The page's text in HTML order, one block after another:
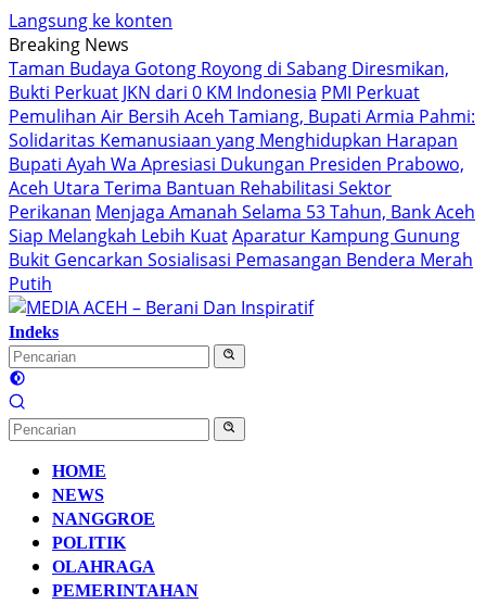
Langsung ke konten
Breaking News
Taman Budaya Gotong Royong di Sabang Diresmikan,
Bukti Perkuat JKN dari 0 KM Indonesia PMI Perkuat
Pemulihan Air Bersih Aceh Tamiang, Bupati Armia Pahmi:
Solidaritas Kemanusiaan yang Menghidupkan Harapan
Bupati Ayah Wa Apresiasi Dukungan Presiden Prabowo,
Aceh Utara Terima Bantuan Rehabilitasi Sektor
Perikanan Menjaga Amanah Selama 53 Tahun, Bank Aceh
Siap Melangkah Lebih KuatAparatur Kampung Gunung
Bukit Gencarkan Sosialisasi Pemasangan Bendera Merah
Putih
Indeks
HOME
NEWS
NANGGROE
POLITIK
OLAHRAGA
PEMERINTAHAN